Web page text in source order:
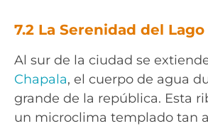
7.2 La Serenidad del
Al sur de la ciudad se
Chapala, el cuerpo de agua
grande de la república. Esta
un microclima templado tan